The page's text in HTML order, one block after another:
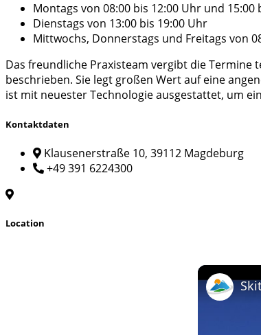
Montags von 08:00 bis 12:00 Uhr und 15:00
Dienstags von 13:00 bis 19:00 Uhr
Mittwochs, Donnerstags und Freitags von
Das freundliche Praxisteam vergibt die
beschrieben. Sie legt großen Wert auf eine
ist mit neuester Technologie ausgestattet, um
Kontaktdaten
Klausenerstraße 10, 39112 Magdeburg
+49 391 6224300
Location